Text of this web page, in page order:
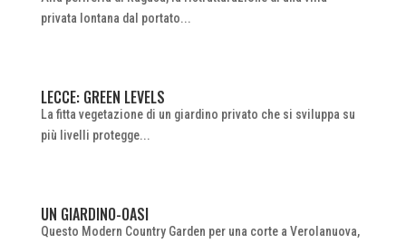
privata lontana dal portato...
LECCE: GREEN LEVELS
La fitta vegetazione di un giardino privato che si sviluppa su
più livelli protegge...
UN GIARDINO-OASI
Questo Modern Country Garden per una corte a Verolanuova,